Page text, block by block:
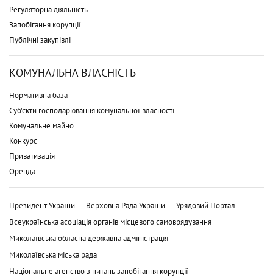
Регуляторна діяльність
Запобігання корупції
Публічні закупівлі
КОМУНАЛЬНА ВЛАСНІСТЬ
Нормативна база
Суб'єкти господарювання комунальної власності
Комунальне майно
Конкурс
Приватизація
Оренда
Президент України Верховна Рада України
Урядовий Портал
Всеукраїнська асоціація органів місцевого самоврядування
Миколаївська обласна державна адміністрація
Миколаївська міська рада
Національне агенство з питань запобігання корупції